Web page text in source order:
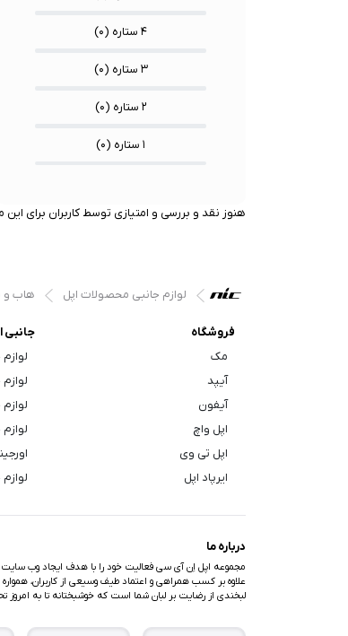
۴ ستاره ( ۰)
۳ ستاره ( ۰)
۲ ستاره ( ۰)
۱ ستاره ( ۰)
هنوز نقد و بررسی و امتیازی توسط کاربران برای
لوازم جانبی محصولات اپل هاب و
فروشگاه
مک
آیپد
آیفون
اپل واچ
اپل تی وی
ایرپاد اپل
جانبی
درباره ما
مجموعه اپل اِن آی سی فعالیت خود را با هدف ایجاد وب سایت
علاوه بر کسب همراهی و اعتماد طیف وسیعی از کاربران،
لبخندی از رضایت بر لبان شما است که خوشبختانه تا به امروز